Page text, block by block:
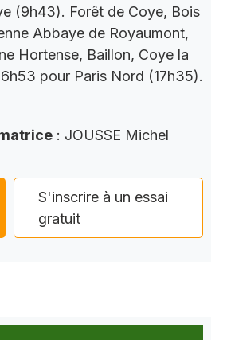
(9h43). Forêt de Coye, Bois
Abbaye de Royaumont,
Hortense, Baillon, Coye la
pour Paris Nord (17h35).
: JOUSSE Michel
S'inscrire à un essai
gratuit